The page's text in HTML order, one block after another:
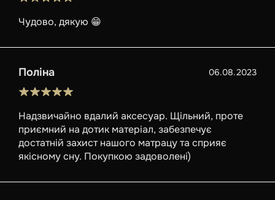
Чудово, дякую 😁
Поліна 06.08.2023
Надзвичайно вдалий аксесуар. Щільний, проте
приємний на дотик матеріал, забезпечує
достатній захист нашого матрацу та сприяє
якісному сну. Покупкою задоволені)